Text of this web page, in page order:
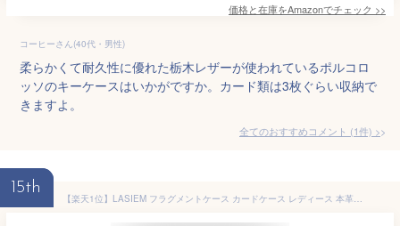
価格と在庫をAmazonでチェック >>
コーヒーさん(40代・男性)
柔らかくて耐久性に優れた栃木レザーが使われているポルコロ
ッソのキーケースはいかがですか。カード類は3枚ぐらい収納で
きますよ。
全てのおすすめコメント (1件) >
15th
【楽天1位】LASIEM フラグメントケース カードケース レディース 本革 メンズ ミニ財布 ミニサイフ スリム 薄型 小さい 財布 ミニウォレット キーケース コインケース 薄い財布 本革ミニ財布 カード入れ 小銭入れ ブランド コンパクト キャッシュレス 鍵 かわいい おしゃれ